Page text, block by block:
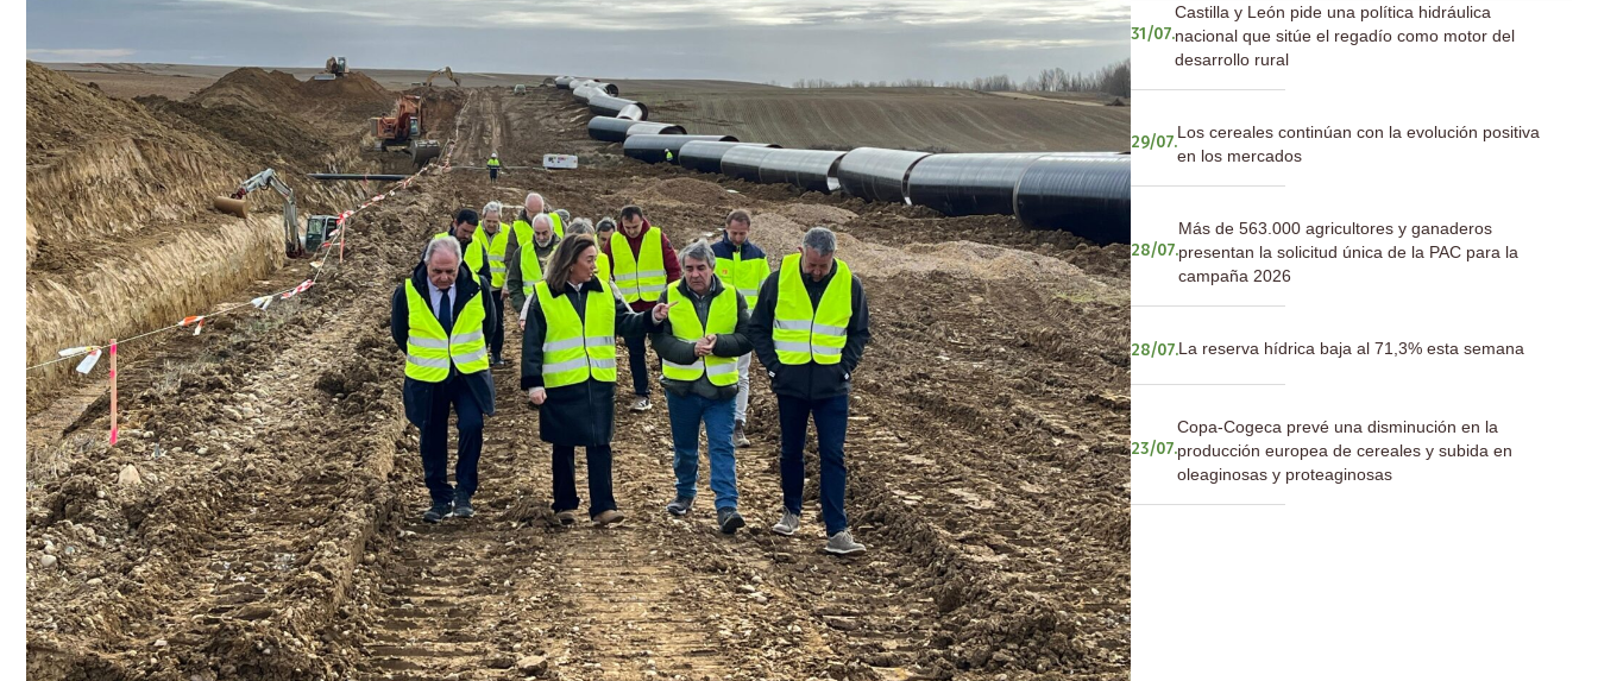
31/07.
Castilla y León pide una política hidráulica
nacional que sitúe el regadío como motor del
desarrollo rural
29/07.
Los cereales continúan con la evolución positiva
en los mercados
28/07.
Más de 563.000 agricultores y ganaderos
presentan la solicitud única de la PAC para la
campaña 2026
28/07.La reserva hídrica baja al 71,3% esta semana
23/07.
Copa-Cogeca prevé una disminución en la
producción europea de cereales y subida en
oleaginosas y proteaginosas